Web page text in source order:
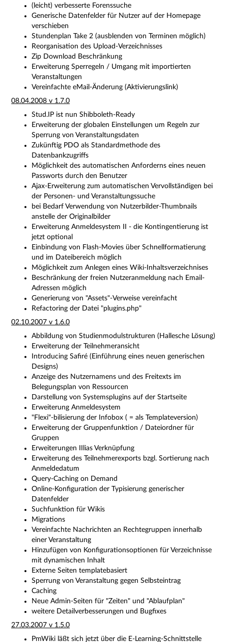
(leicht) verbesserte Forenssuche
Generische Datenfelder für Nutzer auf der Homepage
verschieben
Stundenplan Take 2 (ausblenden von Terminen möglich)
Reorganisation des Upload-Verzeichnisses
Zip Download Beschränkung
Erweiterung Sperregeln / Umgang mit importierten
Veranstaltungen
Vereinfachte eMail-Änderung (Aktivierungslink)
08.04.2008 v 1.7.0
Stud.IP ist nun Shibboleth-Ready
Erweiterung der globalen Einstellungen um Regeln zur
Sperrung von Veranstaltungsdaten
Zukünftig PDO als Standardmethode des
Datenbankzugriffs
Möglichkeit des automatischen Anforderns eines neuen
Passworts durch den Benutzer
Ajax-Erweiterung zum automatischen Vervollständigen bei
der Personen- und Veranstaltungssuche
bei Bedarf Verwendung von Nutzerbilder-Thumbnails
anstelle der Originalbilder
Erweiterung Anmeldesystem II - die Kontingentierung ist
jetzt optional
Einbindung von Flash-Movies über Schnellformatierung
und im Dateibereich möglich
Möglichkeit zum Anlegen eines Wiki-Inhaltsverzeichnises
Beschränkung der freien Nutzeranmeldung nach Email-
Adressen möglich
Generierung von "Assets"-Verweise vereinfacht
Refactoring der Datei "plugins.php"
02.10.2007 v 1.6.0
Abbildung von Studienmodulstrukturen (Hallesche Lösung)
Erweiterung der Teilnehmeransicht
Introducing Safiré (Einführung eines neuen generischen
Designs)
Anzeige des Nutzernamens und des Freitexts im
Belegungsplan von Ressourcen
Darstellung von Systemsplugins auf der Startseite
Erweiterung Anmeldesystem
"Flexi"-bilisierung der Infobox ( = als Templateversion)
Erweiterung der Gruppenfunktion / Dateiordner für
Gruppen
Erweiterungen IIlias Verknüpfung
Erweiterung des Teilnehmerexports bzgl. Sortierung nach
Anmeldedatum
Query-Caching on Demand
Online-Konfiguration der Typisierung generischer
Datenfelder
Suchfunktion für Wikis
Migrations
Vereinfachte Nachrichten an Rechtegruppen innerhalb
einer Veranstaltung
Hinzufügen von Konfigurationsoptionen für Verzeichnisse
mit dynamischen Inhalt
Externe Seiten templatebasiert
Sperrung von Veranstaltung gegen Selbsteintrag
Caching
Neue Admin-Seiten für "Zeiten" und "Ablaufplan"
weitere Detailverbesserungen und Bugfixes
27.03.2007 v 1.5.0
PmWiki läßt sich jetzt über die E-Learning-Schnittstelle